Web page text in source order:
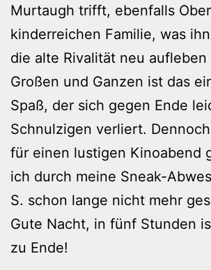
Murtaugh trifft, ebenfalls
kinderreichen Familie, was
die alte Rivalität neu aufleben
Großen und Ganzen ist das
Spaß, der sich gegen Ende
Schnulzigen verliert.
für einen lustigen Kinoabend
ich durch meine Sneak-
S. schon lange nicht mehr
Gute Nacht, in fünf Stunden
zu Ende!